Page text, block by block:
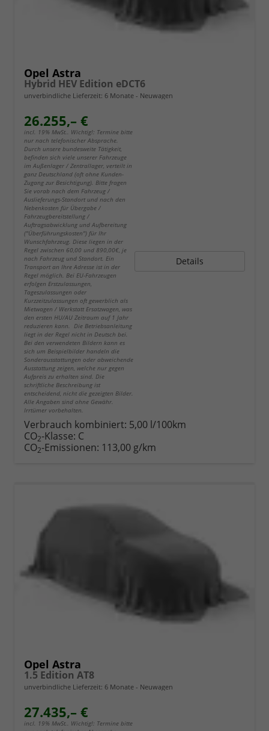
Opel Astra
Hybrid HEV Edition eDCT6
unverbindliche Lieferzeit: 6 Monate Neuwagen
26.255,– €
incl. 19% MwSt.. Wichtig!: Termine bitte
nur nach telefonischer Absprache.
Durch unsere bundesweite Tätigkeit,
befinden sich viele unserer Fahrzeuge
im Außenlager / Zentrallager, verteilt in
ganz Deutschland (oft ohne Kunden-
Zugang zur Besichtigung). Bitte fragen
Sie vorab nach dem Fahrzeug /
Auslieferungs-Standort und nach den
Nebenkosten für Übergabe /
Fahrzeugbereitstellung /
Auftragsabwicklung und Aufbereitung
("Überführungskosten") für Ihr
Wunschfahrzeug. Diese liegen in der
Regel zwischen 60,00 und 890,00€, je
nach Fahrzeug und Standort. Ein
Transport an Ihre Adresse ist in der
Regel möglich. Bei EU-Fahrzeugen
erfolgen Erstzulassungen,
Tageszulassungen oder
Kurzzeitzulassungen oft gewerblich als
Mietwagen / Werkstatt Ersatzwagen, was
den ersten HU/AU Zeitraum auf 1 Jahr
reduzieren kann. Die Betriebsanleitung
liegt in der Regel nicht in Deutsch bei.
Bei den verwendeten Bildern kann es
sich um Beispielbilder handeln die
Sonderausstattungen oder abweichende
Ausstattung zeigen, welche nur gegen
Aufpreis zu erhalten sind. Die
schriftliche Beschreibung ist
entscheidend, nicht die gezeigten Bilder.
Alle Angaben sind ohne Gewähr.
Irrtümer vorbehalten.
Details
Verbrauch kombiniert: 5,00 l/100km
CO2-Klasse: C
CO2-Emissionen: 113,00 g/km
Opel Astra
1.5 Edition AT8
unverbindliche Lieferzeit: 6 Monate Neuwagen
27.435,– €
incl. 19% MwSt.. Wichtig!: Termine bitte